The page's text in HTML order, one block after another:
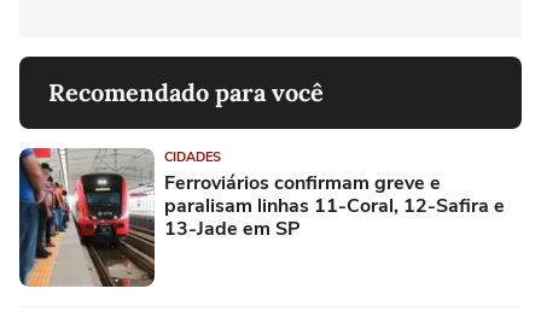
Recomendado para você
CIDADES
Ferroviários confirmam greve e
paralisam linhas 11-Coral, 12-Safira e
13-Jade em SP